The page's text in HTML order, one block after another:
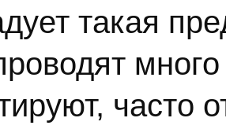
такая
часто